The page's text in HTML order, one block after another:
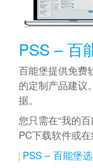
PSS – 百
百能堡提供免费
的定制产品建议
据。
您只需在“我的
PC下载软件或在
PSS – 百能堡